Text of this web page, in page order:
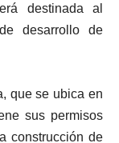
destinada al
desarrollo de
que se ubica en
sus permisos
construcción de